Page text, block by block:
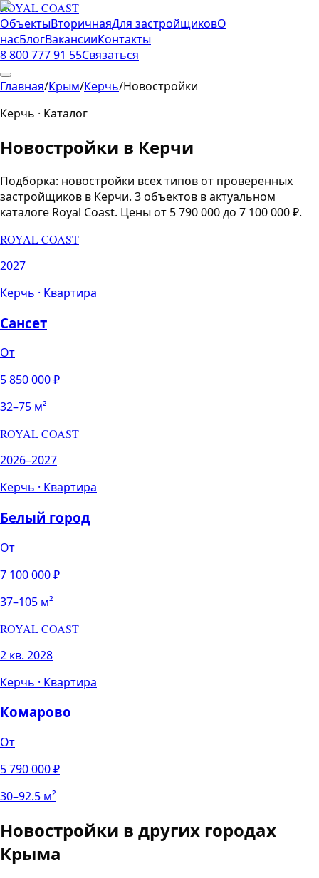
ROYAL COAST
ОбъектыВторичнаяДля застройщиковО
насБлогВакансииКонтакты
8 800 777 91 55Связаться
Главная/Крым/Керчь/Новостройки
Керчь · Каталог
Новостройки в Керчи
Подборка: новостройки всех типов от проверенных
застройщиков в Керчи. 3объектов в актуальном
каталоге Royal Coast. Цены от 5 790 000 до 7 100 000 ₽.
ROYAL COAST
2027
Керчь · Квартира
Сансет
От
5 850 000₽
32–75 м²
ROYAL COAST
2026–2027
Керчь · Квартира
Белый город
От
7 100 000₽
37–105 м²
ROYAL COAST
2 кв. 2028
Керчь · Квартира
Комарово
От
5 790 000₽
30–92.5 м²
Новостройки в других городах
Крыма